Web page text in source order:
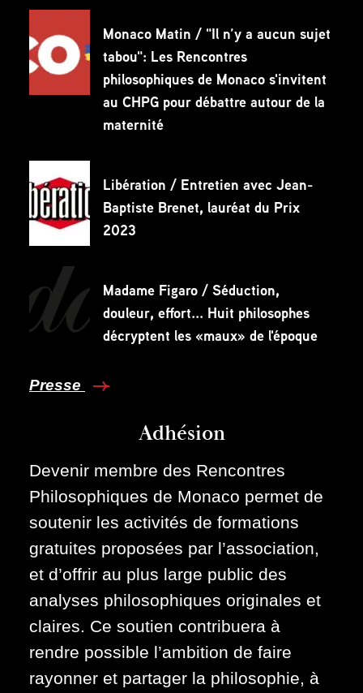
Monaco Matin / "Il n’y a aucun sujet
tabou": Les Rencontres
philosophiques de Monaco s'invitent
au CHPG pour débattre autour de la
maternité
Libération / Entretien avec Jean-
Baptiste Brenet, lauréat du Prix
2023
Madame Figaro / Séduction,
douleur, effort... Huit philosophes
décryptent les «maux» de l'époque
Presse
Adhésion
Devenir membre des Rencontres
Philosophiques de Monaco permet de
soutenir les activités de formations
gratuites proposées par l’association,
et d’offrir au plus large public des
analyses philosophiques originales et
claires. Ce soutien contribuera à
rendre possible l’ambition de faire
rayonner et partager la philosophie, à